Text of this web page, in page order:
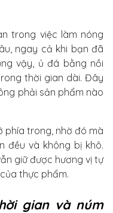
trong việc làm nóng
ngay cả khi bạn đã
vậy, ủ đá bằng nồi
thời gian dài. Đây
phải sản phẩm nào
phía trong, nhờ đó mà
đều và không bị khô.
giữ được hương vị tự
thực phẩm.
gian và núm